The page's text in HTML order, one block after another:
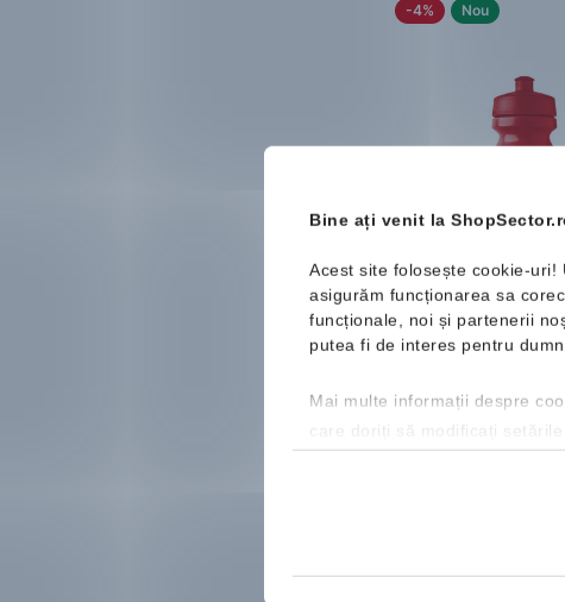
Bine ați venit la
Acest site folosește cookie-
asigurăm funcționarea sa
funcționale, noi și partenerii
putea fi de interes pentru
Mai multe informații despre
care doriți să modificați
-4% Nou
NikeBig Mouth
Sticlă
43.99 Lei
Mărimi disponibile: